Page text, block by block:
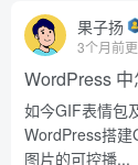
果子扬
3个月前
WordPress
如今GIF表情包
WordPress搭
图片的可控播...